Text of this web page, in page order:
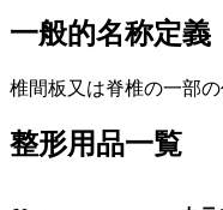
一般的名称定義
椎間板又は脊椎の一部
整形用品一覧